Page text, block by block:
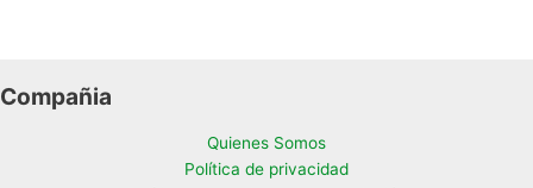
Compañia
Quienes Somos
Política de privacidad